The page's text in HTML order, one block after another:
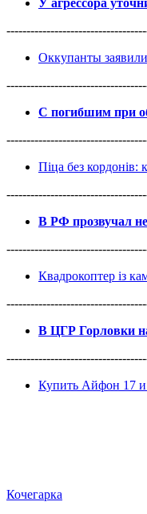
У агрессора
Оккупанты
С погибшим при
Піца без кордонів:
В РФ прозвучал
Квадрокоптер із
В ЦГР Горловки
Купить Айфон 17 и
Кочегарка